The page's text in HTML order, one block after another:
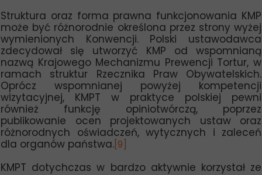
Struktura oraz forma prawna funkcjonowania KMP
może być różnorodnie określona przez strony wyżej
wymienionych Konwencji. Polski ustawodawca
zdecydował się utworzyć KMP od wspomnianą
nazwą Krajowego Mechanizmu Prewencji Tortur, w
ramach struktur Rzecznika Praw Obywatelskich.
Oprócz wspomnianej powyżej kompetencji
wizytacyjnej, KMPT w praktyce polskiej pewni
również funkcję opiniotwórczą, poprzez
publikowanie ocen projektowanych ustaw oraz
różnorodnych oświadczeń, wytycznych i zaleceń
dla organów państwa. [9]
KMPT dotychczas w bardzo aktywnie korzystał ze